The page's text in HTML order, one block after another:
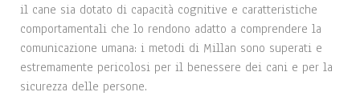
il cane sia dotato di capacità cognitive e caratteristiche
comportamentali che lo rendono adatto a comprendere la
comunicazione umana: i metodi di Millan sono superati e
estremamente pericolosi per il benessere dei cani e per la
sicurezza delle persone.